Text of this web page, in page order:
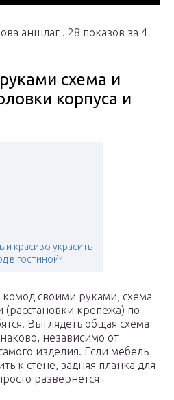
аншлаг . 28 показов за 4
схема и
корпуса и
и красиво украсить
в гостиной?
комод своими руками, схема
(расстановки крепежа) по
Выглядеть общая схема
независимо от
изделия. Если мебель
к стене, задняя планка для
развернется